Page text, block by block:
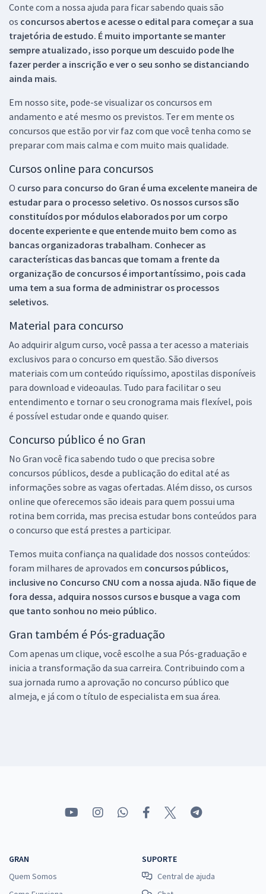
Conte com a nossa ajuda para ficar sabendo quais são
os concursos abertos e acesse o edital para começar a sua
trajetória de estudo. É muito importante se manter
sempre atualizado, isso porque um descuido pode lhe
fazer perder a inscrição e ver o seu sonho se distanciando
ainda mais.
Em nosso site, pode-se visualizar os concursos em
andamento e até mesmo os previstos. Ter em mente os
concursos que estão por vir faz com que você tenha como se
preparar com mais calma e com muito mais qualidade.
Cursos online para concursos
O curso para concurso do Gran é uma excelente maneira de
estudar para o processo seletivo. Os nossos cursos são
constituídos por módulos elaborados por um corpo
docente experiente e que entende muito bem como as
bancas organizadoras trabalham. Conhecer as
características das bancas que tomam a frente da
organização de concursos é importantíssimo, pois cada
uma tem a sua forma de administrar os processos
seletivos.
Material para concurso
Ao adquirir algum curso, você passa a ter acesso a materiais
exclusivos para o concurso em questão. São diversos
materiais com um conteúdo riquíssimo, apostilas disponíveis
para download e videoaulas. Tudo para facilitar o seu
entendimento e tornar o seu cronograma mais flexível, pois
é possível estudar onde e quando quiser.
Concurso público é no Gran
No Gran você fica sabendo tudo o que precisa sobre
concursos públicos, desde a publicação do edital até as
informações sobre as vagas ofertadas. Além disso, os cursos
online que oferecemos são ideais para quem possui uma
rotina bem corrida, mas precisa estudar bons conteúdos para
o concurso que está prestes a participar.
Temos muita confiança na qualidade dos nossos conteúdos:
foram milhares de aprovados em concursos públicos,
inclusive no Concurso CNU com a nossa ajuda. Não fique de
fora dessa, adquira nossos cursos e busque a vaga com
que tanto sonhou no meio público.
Gran também é Pós-graduação
Com apenas um clique, você escolhe a sua Pós-graduação e
inicia a transformação da sua carreira. Contribuindo com a
sua jornada rumo a aprovação no concurso público que
almeja, e já com o título de especialista em sua área.
GRAN
Quem Somos
SUPORTE
Central de ajuda